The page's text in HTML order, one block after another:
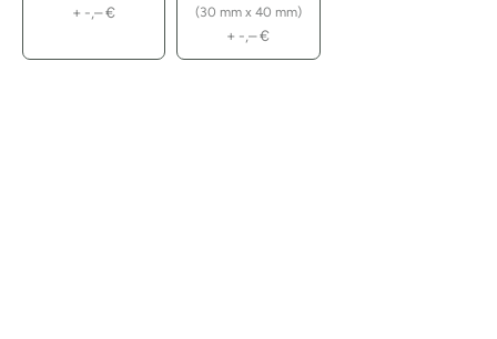
+ -,–€ (30 mm x 40 mm)
+ -,–€